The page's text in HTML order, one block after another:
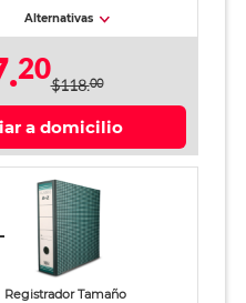
Alternativas
20$118.00
a domicilio
Registrador Tamaño